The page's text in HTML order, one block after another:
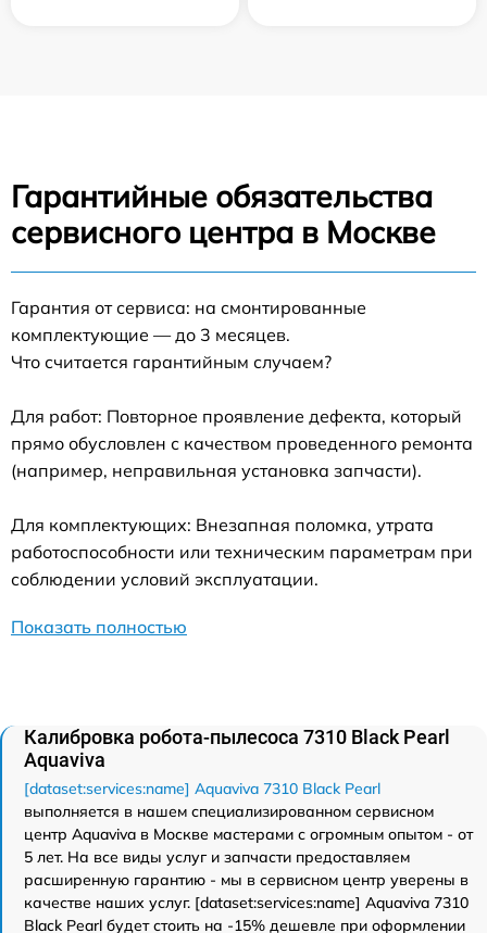
Гарантийные обязательства
сервисного центра в Москве
Гарантия от сервиса: на смонтированные
комплектующие — до 3 месяцев.
Что считается гарантийным случаем?
Для работ: Повторное проявление дефекта, который
прямо обусловлен с качеством проведенного ремонта
(например, неправильная установка запчасти).
Для комплектующих: Внезапная поломка, утрата
работоспособности или техническим параметрам при
соблюдении условий эксплуатации.
Показать полностью
Калибровка робота-пылесоса 7310 Black Pearl
Aquaviva
[dataset:services:name] Aquaviva 7310 Black Pearl
выполняется в нашем специализированном сервисном
центр Aquaviva в Москве мастерами с огромным опытом - от
5 лет. На все виды услуг и запчасти предоставляем
расширенную гарантию - мы в сервисном центр уверены в
качестве наших услуг. [dataset:services:name] Aquaviva 7310
Black Pearl будет стоить на -15% дешевле при оформлении